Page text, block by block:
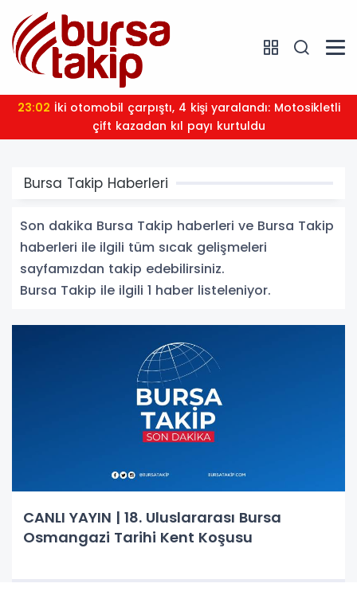
23:02
çift kazadan kıl payı kurtuldu
Bursa Takip Haberleri
Son dakika Bursa Takip haberleri ve Bursa Takip
haberleri ile ilgili tüm sıcak gelişmeleri
sayfamızdan takip edebilirsiniz.
Bursa Takip ile ilgili 1 haber listeleniyor.
CANLI YAYIN | 18. Uluslararası Bursa
Osmangazi Tarihi Kent Koşusu